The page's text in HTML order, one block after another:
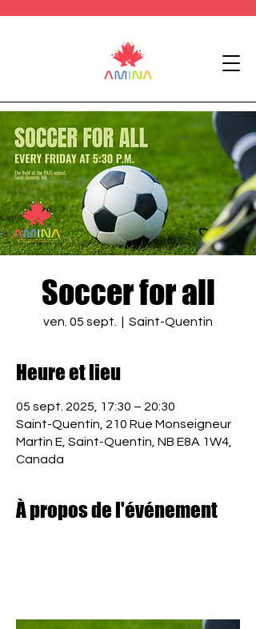
Soccer for all
ven. 05 sept. Saint-Quentin
Heure et lieu
05 sept. 2025, 17:30 – 20:30
Saint-Quentin, 210 Rue Monseigneur
Martin E, Saint-Quentin, NB E8A 1W4,
Canada
À propos de l'événement